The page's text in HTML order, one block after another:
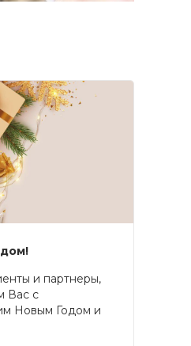
и партнеры,
Вас с
Новым Годом и